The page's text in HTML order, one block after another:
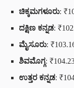
ಚಿಕ್ಕಮಗಳೂರು:
ದಕ್ಷಿಣ ಕನ್ನಡ:
ಮೈಸೂರು:
ಶಿವಮೊಗ್ಗ:
ಉತ್ತರ ಕನ್ನಡ: